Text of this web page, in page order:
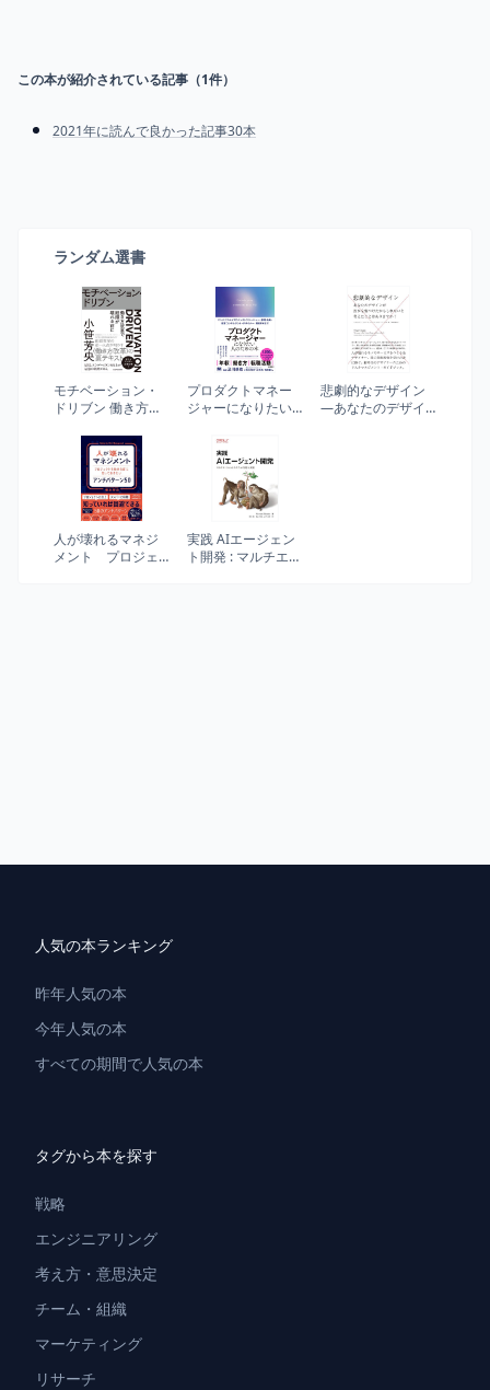
この本が紹介されている記事（1件）
2021年に読んで良かった記事30本
ランダム選書
モチベーション・
ドリブン 働き方改
プロダクトマネー
ジャーになりたい
ジニアからプロジ
ェクトマネージャ
ー・事業企画・経
営コンサルタン
ト・デザイナー・
現役PMまで
悲劇的なデザイン
―あなたのデザイ
人が壊れるマネジ
メント プロジェ
実践 AIエージェン
ト開発 : マルチエー
人気の本ランキング
昨年人気の本
今年人気の本
すべての期間で人気の本
タグから本を探す
戦略
エンジニアリング
考え方・意思決定
チーム・組織
マーケティング
リサーチ